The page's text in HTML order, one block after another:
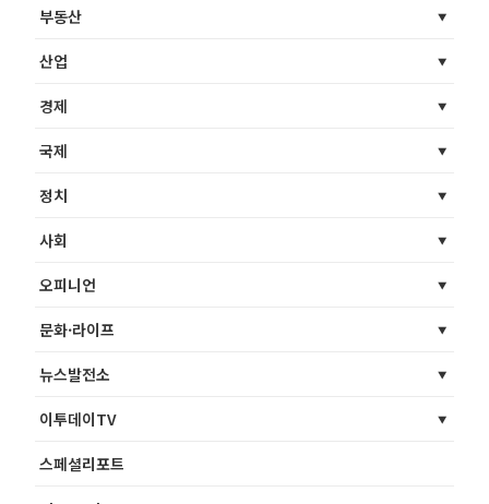
부동산
산업
경제
국제
정치
사회
오피니언
문화·라이프
뉴스발전소
이투데이TV
스페셜리포트